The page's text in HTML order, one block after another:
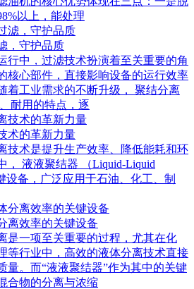
以上，能处理
，守护品质
行中，过滤技术扮演着至关重要的角
核心部件，直接影响设备的运行效率
着工业需求的不断升级， 聚结分离
耐用的特点，逐
术的革新力量
技术是提升生产效率、降低能耗和环
， 液液聚结器 （Liquid-Liquid
设备，广泛应用于石油、化工、制
离效率的关键设备
是一项至关重要的过程，尤其在化
等行业中，高效的液体分离技术直接
量。而“液液聚结器”作为其中的关键
合物的分离与浓缩